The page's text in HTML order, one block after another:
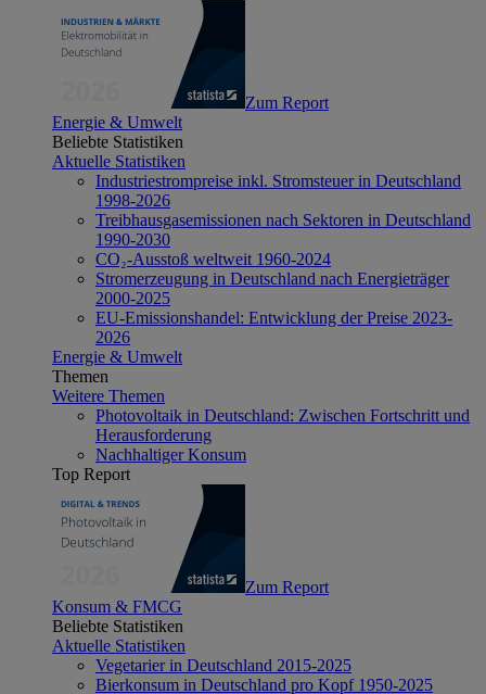
Zum Report
Energie & Umwelt
Beliebte Statistiken
Aktuelle Statistiken
Industriestrompreise inkl. Stromsteuer in Deutschland
1998-2026
Treibhausgasemissionen nach Sektoren in Deutschland
1990-2030
CO₂-Ausstoß weltweit 1960-2024
Stromerzeugung in Deutschland nach Energieträger
2000-2025
EU-Emissionshandel: Entwicklung der Preise 2023-
2026
Energie & Umwelt
Themen
Weitere Themen
Photovoltaik in Deutschland: Zwischen Fortschritt und
Herausforderung
Nachhaltiger Konsum
Top Report
Zum Report
Konsum & FMCG
Beliebte Statistiken
Aktuelle Statistiken
Vegetarier in Deutschland 2015-2025
Bierkonsum in Deutschland pro Kopf 1950-2025